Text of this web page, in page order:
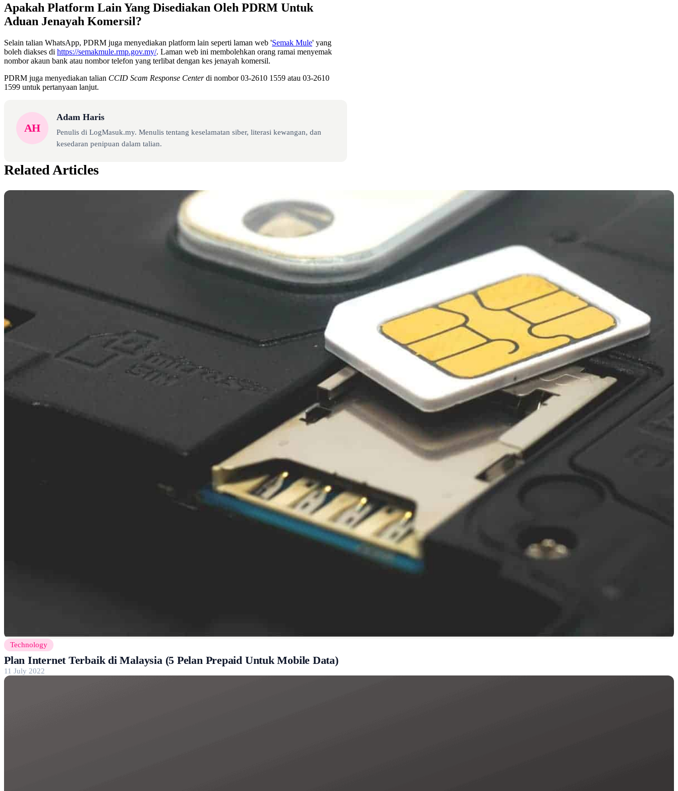
Apakah Platform Lain Yang Disediakan Oleh PDRM Untuk
Aduan Jenayah Komersil?
Selain talian WhatsApp, PDRM juga menyediakan platform lain seperti laman web 'Semak Mule' yang
boleh diakses di https://semakmule.rmp.gov.my/. Laman web ini membolehkan orang ramai menyemak
nombor akaun bank atau nombor telefon yang terlibat dengan kes jenayah komersil.
PDRM juga menyediakan talian CCID Scam Response Centerdi nombor 03-2610 1559 atau 03-2610
1599 untuk pertanyaan lanjut.
AH
Adam Haris
Penulis di LogMasuk.my. Menulis tentang keselamatan siber, literasi kewangan, dan
kesedaran penipuan dalam talian.
Related Articles
Technology
Plan Internet Terbaik di Malaysia (5 Pelan Prepaid Untuk Mobile Data)
11 July 2022